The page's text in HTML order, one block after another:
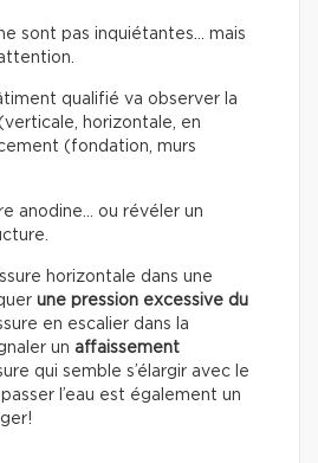
sont pas inquiétantes… mais
qualifié va observer la
horizontale, en
(fondation, murs
anodine… ou révéler un
horizontale dans une
une pression excessive du
en escalier dans la
un affaissement
qui semble s’élargir avec le
l’eau est également un